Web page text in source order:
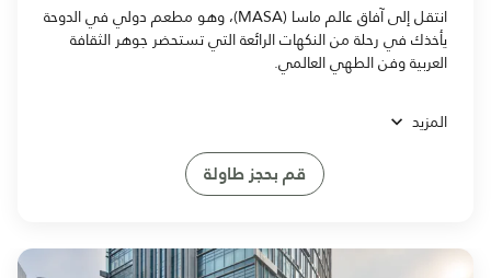
انتقل إلى آفاق عالم ماسا (MASA)، وهو مطعم دولي في الدوحة
يأخذك في رحلة من النكهات الرائعة التي تستحضر جوهر الثقافة
العربية وفن الطهي العالمي.
المزيد
قم بحجز طاولة